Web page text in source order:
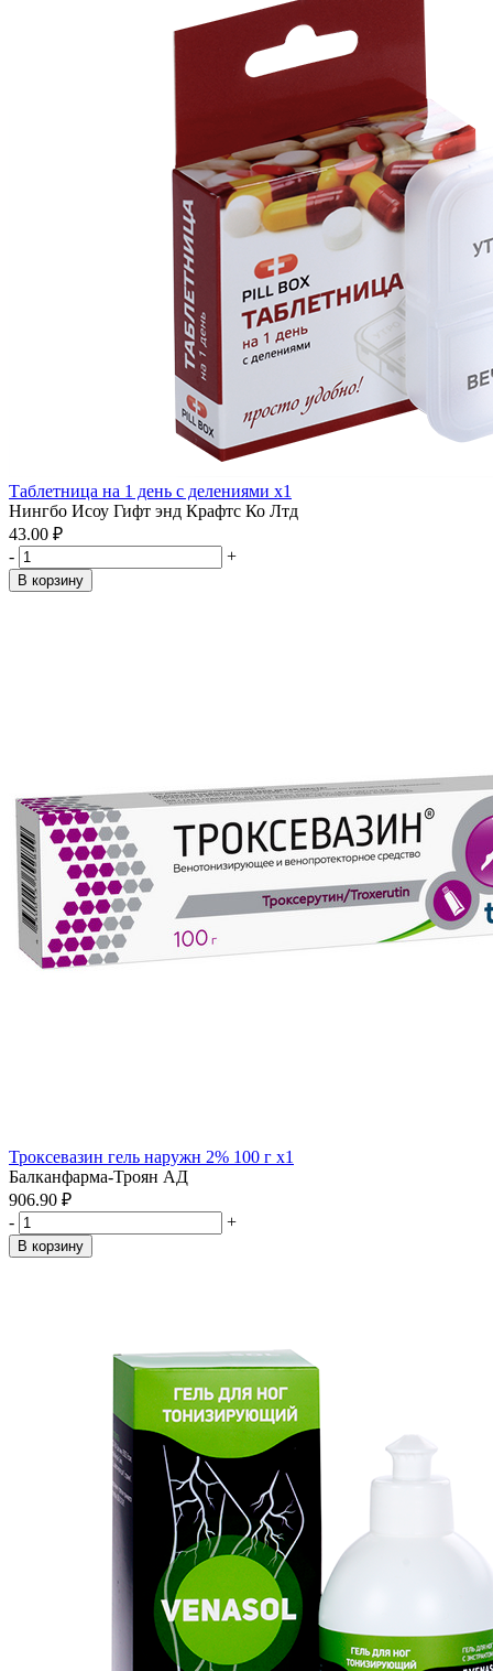
Таблетница на 1 день с делениями x1
Нингбо Исоу Гифт энд Крафтс Ко Лтд
43.00 ₽
-
+
В корзину
Троксевазин гель наружн 2% 100 г x1
Балканфарма-Троян АД
906.90 ₽
-
+
В корзину